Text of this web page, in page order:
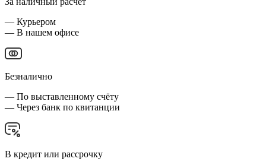
— Курьером
— В нашем офисе
Безналично
— По выставленному счёту
— Через банк по квитанции
В кредит или рассрочку